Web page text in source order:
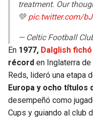
treatment. Our
💚 pic.twitter.com/
— Celtic Football
En 1977, Dalglish
récord en Inglaterra
Reds, lideró una etapa
Europa y ocho títulos
desempeñó como
Cups y guiando al club